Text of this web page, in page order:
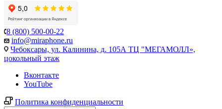
8 (800) 500-00-22
info@miraphone.ru
Чебоксары, ул. Калинина, д. 105А ТЦ "МЕГАМОЛЛ»,
цокольный этаж
Вконтакте
YouTube
Политика конфиденциальности